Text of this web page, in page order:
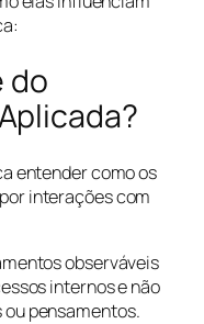
do
entender como os
interações com
observáveis
internos e não
pensamentos.